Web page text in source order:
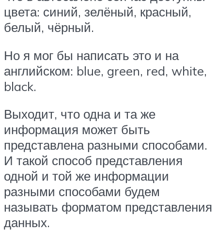
цвета: синий, зелёный, красный,
белый, чёрный.
Но я мог бы написать это и на
английском: blue, green, red, white,
black.
Выходит, что одна и та же
информация может быть
представлена разными способами.
И такой способ представления
одной и той же информации
разными способами будем
называть форматом представления
данных.